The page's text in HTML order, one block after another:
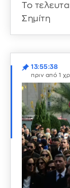
Το
Σημίτη
13:55:38
πριν από 1